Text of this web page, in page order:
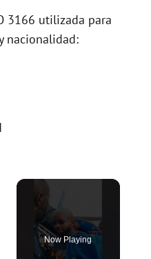
3166 utilizada para
nacionalidad:
Now Playing